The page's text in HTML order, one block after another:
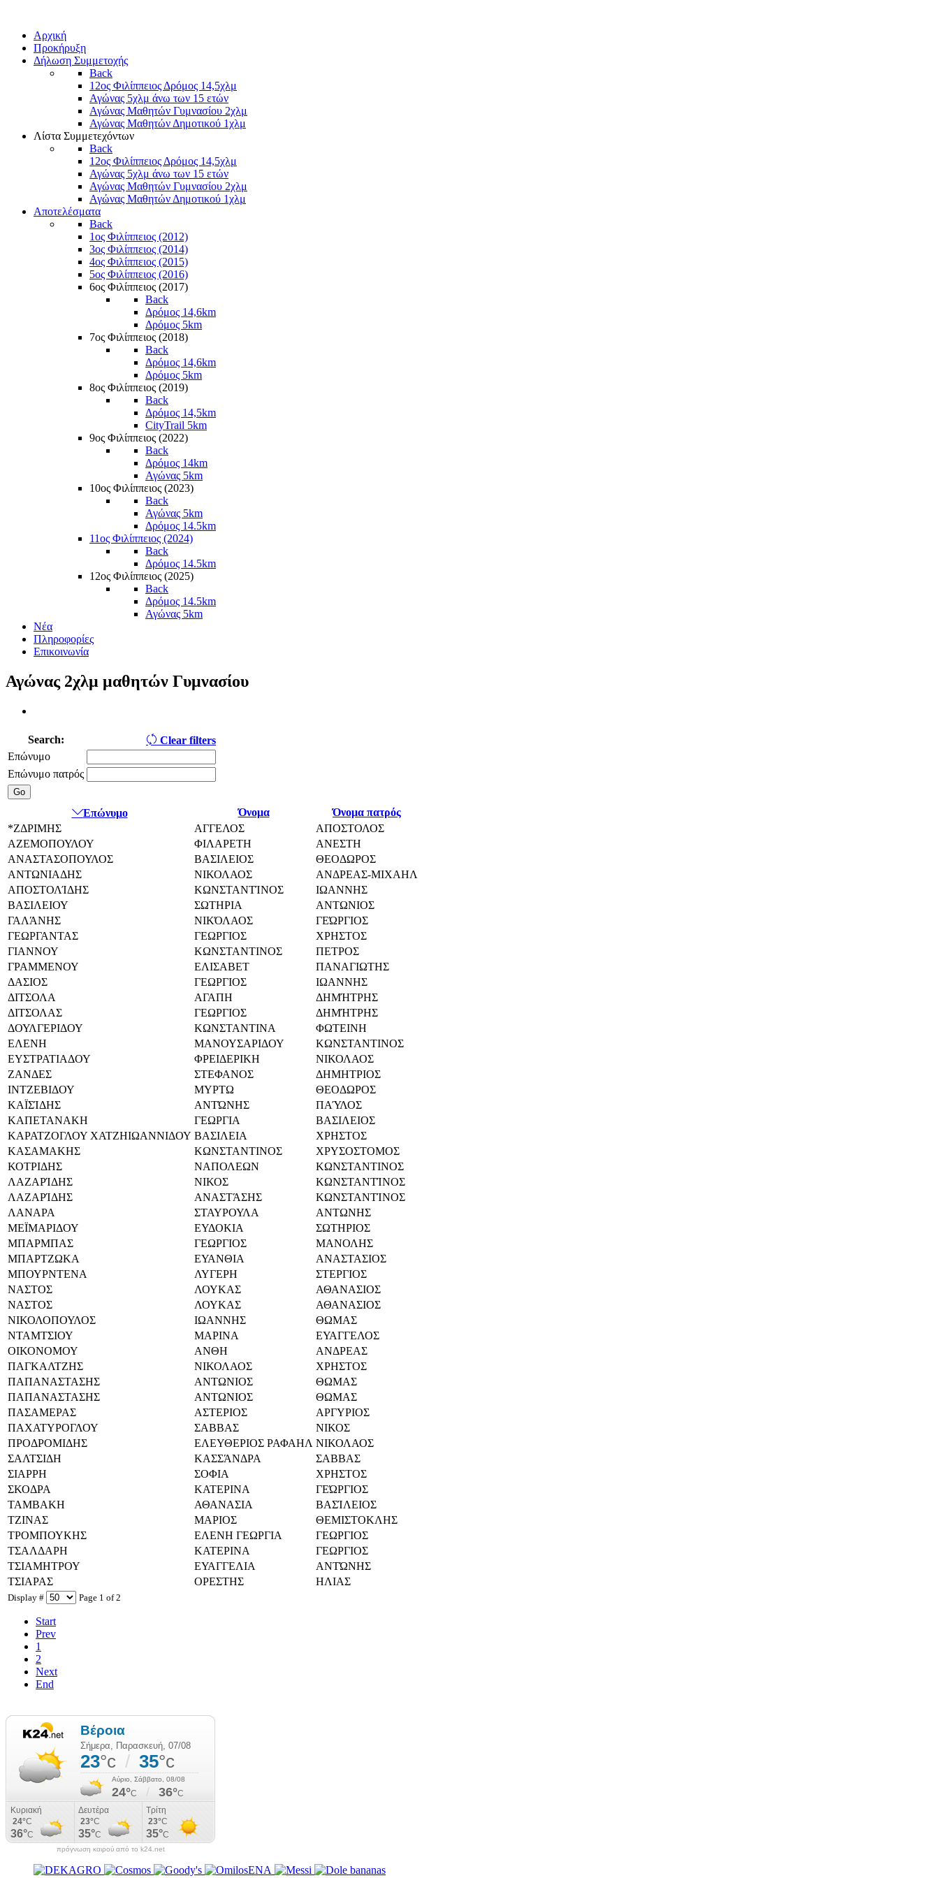
Αρχική
Προκήρυξη
Δήλωση Συμμετοχής
Back
12ος Φιλίππειος Δρόμος 14,5χλμ
Αγώνας 5χλμ άνω των 15 ετών
Αγώνας Μαθητών Γυμνασίου 2χλμ
Αγώνας Μαθητών Δημοτικού 1χλμ
Λίστα Συμμετεχόντων
Back
12ος Φιλίππειος Δρόμος 14,5χλμ
Αγώνας 5χλμ άνω των 15 ετών
Αγώνας Μαθητών Γυμνασίου 2χλμ
Αγώνας Μαθητών Δημοτικού 1χλμ
Αποτελέσματα
Back
1ος Φιλίππειος (2012)
3ος Φιλίππειος (2014)
4ος Φιλίππειος (2015)
5ος Φιλίππειος (2016)
6ος Φιλίππειος (2017)
Back
Δρόμος 14,6km
Δρόμος 5km
7ος Φιλίππειος (2018)
Back
Δρόμος 14,6km
Δρόμος 5km
8ος Φιλίππειος (2019)
Back
Δρόμος 14,5km
CityTrail 5km
9ος Φιλίππειος (2022)
Back
Δρόμος 14km
Αγώνας 5km
10ος Φιλίππειος (2023)
Back
Αγώνας 5km
Δρόμος 14.5km
11ος Φιλίππειος (2024)
Back
Δρόμος 14.5km
12ος Φιλίππειος (2025)
Back
Δρόμος 14.5km
Αγώνας 5km
Νέα
Πληροφορίες
Επικοινωνία
Αγώνας 2χλμ μαθητών Γυμνασίου
Search:
Clear filters
Επώνυμο
Επώνυμο πατρός
Επώνυμο Όνομα Όνομα πατρός
Display # Page 1 of 2
Start
Prev
1
2
Next
End
*ΖΔΡΙΜΗΣ ΑΓΓΕΛΟΣ
ΑΠΟΣΤΟΛΟΣ
ΑΖΕΜΟΠΟΥΛΟΥ
ΦΙΛΑΡΕΤΗ
ΑΝΕΣΤΗ
ΑΝΑΣΤΑΣΟΠΟΥΛΟΣ
ΒΑΣΙΛΕΙΟΣ
ΘΕΟΔΩΡΟΣ
ΑΝΤΩΝΙΑΔΗΣ
ΝΙΚΟΛΑΟΣ
ΑΝΔΡΕΑΣ-ΜΙΧΑΗΛ
ΑΠΟΣΤΟΛΊΔΗΣ
ΚΩΝΣΤΑΝΤΊΝΟΣ
ΙΩΑΝΝΗΣ
ΒΑΣΙΛΕΙΟΥ
ΣΩΤΗΡΙΑ
ΑΝΤΩΝΙΟΣ
ΓΑΛΆΝΗΣ
ΝΙΚΌΛΑΟΣ
ΓΕΏΡΓΙΟΣ
ΓΕΩΡΓΑΝΤΑΣ
ΓΕΩΡΓΙΟΣ
ΧΡΗΣΤΟΣ
ΓΙΑΝΝΟΥ
ΚΩΝΣΤΑΝΤΙΝΟΣ
ΠΕΤΡΟΣ
ΓΡΑΜΜΕΝΟΥ
ΕΛΙΣΑΒΕΤ
ΠΑΝΑΓΙΩΤΗΣ
ΔΑΣΙΟΣ
ΓΕΩΡΓΙΟΣ
ΙΩΑΝΝΗΣ
ΔΙΤΣΟΛΑ
ΑΓΑΠΗ
ΔΗΜΉΤΡΗΣ
ΔΙΤΣΟΛΑΣ
ΓΕΩΡΓΙΟΣ
ΔΗΜΉΤΡΗΣ
ΔΟΥΛΓΕΡΙΔΟΥ
ΚΩΝΣΤΑΝΤΙΝΑ
ΦΩΤΕΙΝΗ
ΕΛΕΝΗ
ΜΑΝΟΥΣΑΡΙΔΟΥ
ΚΩΝΣΤΑΝΤΙΝΟΣ
ΕΥΣΤΡΑΤΙΑΔΟΥ
ΦΡΕΙΔΕΡΙΚΗ
ΝΙΚΟΛΑΟΣ
ΖΑΝΔΕΣ
ΣΤΕΦΑΝΟΣ
ΔΗΜΗΤΡΙΟΣ
ΙΝΤΖΕΒΙΔΟΥ
ΜΥΡΤΩ
ΘΕΟΔΩΡΟΣ
ΚΑΪΣΊΔΗΣ
ΑΝΤΏΝΗΣ
ΠΑΎΛΟΣ
ΚΑΠΕΤΑΝΑΚΗ
ΓΕΩΡΓΙΑ
ΒΑΣΙΛΕΙΟΣ
ΚΑΡΑΤΖΟΓΛΟΥ ΧΑΤΖΗΙΩΑΝΝΙΔΟΥ ΒΑΣΙΛΕΙΑ
ΧΡΗΣΤΟΣ
ΚΑΣΑΜΑΚΗΣ
ΚΩΝΣΤΑΝΤΙΝΟΣ
ΧΡΥΣΟΣΤΟΜΟΣ
ΚΟΤΡΙΔΗΣ
ΝΑΠΟΛΕΩΝ
ΚΩΝΣΤΑΝΤΙΝΟΣ
ΛΑΖΑΡΊΔΗΣ
ΝΙΚΟΣ
ΚΩΝΣΤΑΝΤΊΝΟΣ
ΛΑΖΑΡΊΔΗΣ
ΑΝΑΣΤΆΣΗΣ
ΚΩΝΣΤΑΝΤΊΝΟΣ
ΛΑΝΑΡΑ
ΣΤΑΥΡΟΥΛΑ
ΑΝΤΩΝΗΣ
ΜΕΪΜΑΡΙΔΟΥ
ΕΥΔΟΚΙΑ
ΣΩΤΗΡΙΟΣ
ΜΠΑΡΜΠΑΣ
ΓΕΩΡΓΙΟΣ
ΜΑΝΟΛΗΣ
ΜΠΑΡΤΖΩΚΑ
ΕΥΑΝΘΙΑ
ΑΝΑΣΤΑΣΙΟΣ
ΜΠΟΥΡΝΤΕΝΑ
ΛΥΓΕΡΗ
ΣΤΕΡΓΙΟΣ
ΝΑΣΤΟΣ
ΛΟΥΚΑΣ
ΑΘΑΝΑΣΙΟΣ
ΝΑΣΤΟΣ
ΛΟΥΚΑΣ
ΑΘΑΝΑΣΙΟΣ
ΝΙΚΟΛΟΠΟΥΛΟΣ
ΙΩΑΝΝΗΣ
ΘΩΜΑΣ
ΝΤΑΜΤΣΙΟΥ
ΜΑΡΙΝΑ
ΕΥΑΓΓΕΛΟΣ
ΟΙΚΟΝΟΜΟΥ
ΑΝΘΗ
ΑΝΔΡΕΑΣ
ΠΑΓΚΑΛΤΖΗΣ
ΝΙΚΟΛΑΟΣ
ΧΡΗΣΤΟΣ
ΠΑΠΑΝΑΣΤΑΣΗΣ
ΑΝΤΩΝΙΟΣ
ΘΩΜΑΣ
ΠΑΠΑΝΑΣΤΑΣΗΣ
ΑΝΤΩΝΙΟΣ
ΘΩΜΑΣ
ΠΑΣΑΜΕΡΑΣ
ΑΣΤΕΡΙΟΣ
ΑΡΓΥΡΙΟΣ
ΠΑΧΑΤΥΡΟΓΛΟΥ
ΣΑΒΒΑΣ
ΝΙΚΟΣ
ΠΡΟΔΡΟΜΙΔΗΣ
ΕΛΕΥΘΕΡΙΟΣ ΡΑΦΑΗΛ ΝΙΚΟΛΑΟΣ
ΣΑΛΤΣΙΔΗ
ΚΑΣΣΆΝΔΡΑ
ΣΑΒΒΑΣ
ΣΙΑΡΡΗ
ΣΟΦΙΑ
ΧΡΗΣΤΟΣ
ΣΚΟΔΡΑ
ΚΑΤΕΡΙΝΑ
ΓΕΏΡΓΙΟΣ
ΤΑΜΒΑΚΗ
ΑΘΑΝΑΣΙΑ
ΒΑΣΊΛΕΙΟΣ
ΤΖΙΝΑΣ
ΜΑΡΙΟΣ
ΘΕΜΙΣΤΟΚΛΗΣ
ΤΡΟΜΠΟΥΚΗΣ
ΕΛΕΝΗ ΓΕΩΡΓΙΑ
ΓΕΩΡΓΙΟΣ
ΤΣΑΛΔΑΡΗ
ΚΑΤΕΡΙΝΑ
ΓΕΩΡΓΙΟΣ
ΤΣΙΑΜΗΤΡΟΥ
ΕΥΑΓΓΕΛΙΑ
ΑΝΤΏΝΗΣ
ΤΣΙΑΡΑΣ
ΟΡΕΣΤΗΣ ΗΛΙΑΣ
πρόγνωση καιρού από το k24.net